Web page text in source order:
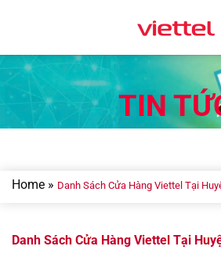
TIN
Home » Danh Sách Cửa Hàng Viettel Tại
Danh Sách Cửa Hàng Viettel Tại